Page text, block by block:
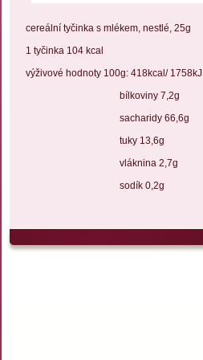
cereální tyčinka s mlékem, nestlé, 25g
1 tyčinka 104 kcal
výživové hodnoty 100g: 418kcal/ 1758kJ
bílkoviny 7,2g
sacharidy 66,6g
tuky 13,6g
vláknina 2,7g
sodík 0,2g